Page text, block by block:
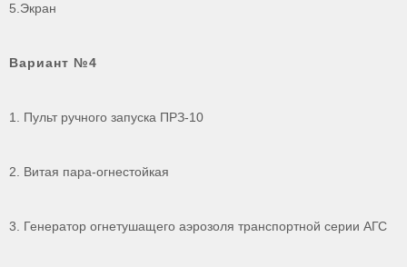
5.Экран
Вариант №4
1. Пульт ручного запуска ПРЗ-10
2. Витая пара-огнестойкая
3. Генератор огнетушащего аэрозоля транспортной серии АГС